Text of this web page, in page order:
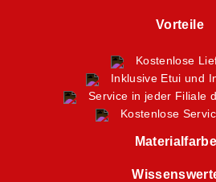
Vorteile
Kostenlose
Inklusive Etui und
Service in jeder Filiale
Kostenlose